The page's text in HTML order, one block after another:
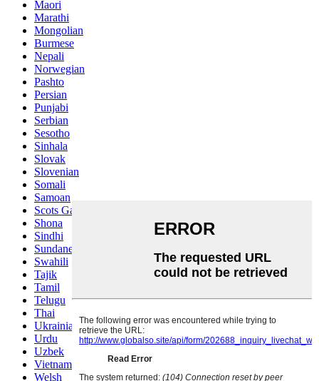
Maori
Marathi
Mongolian
Burmese
Nepali
Norwegian
Pashto
Persian
Punjabi
Serbian
Sesotho
Sinhala
Slovak
Slovenian
Somali
Samoan
Scots Gaelic
Shona
Sindhi
Sundanese
Swahili
Tajik
Tamil
Telugu
Thai
Ukrainian
Urdu
Uzbek
Vietnamese
Welsh